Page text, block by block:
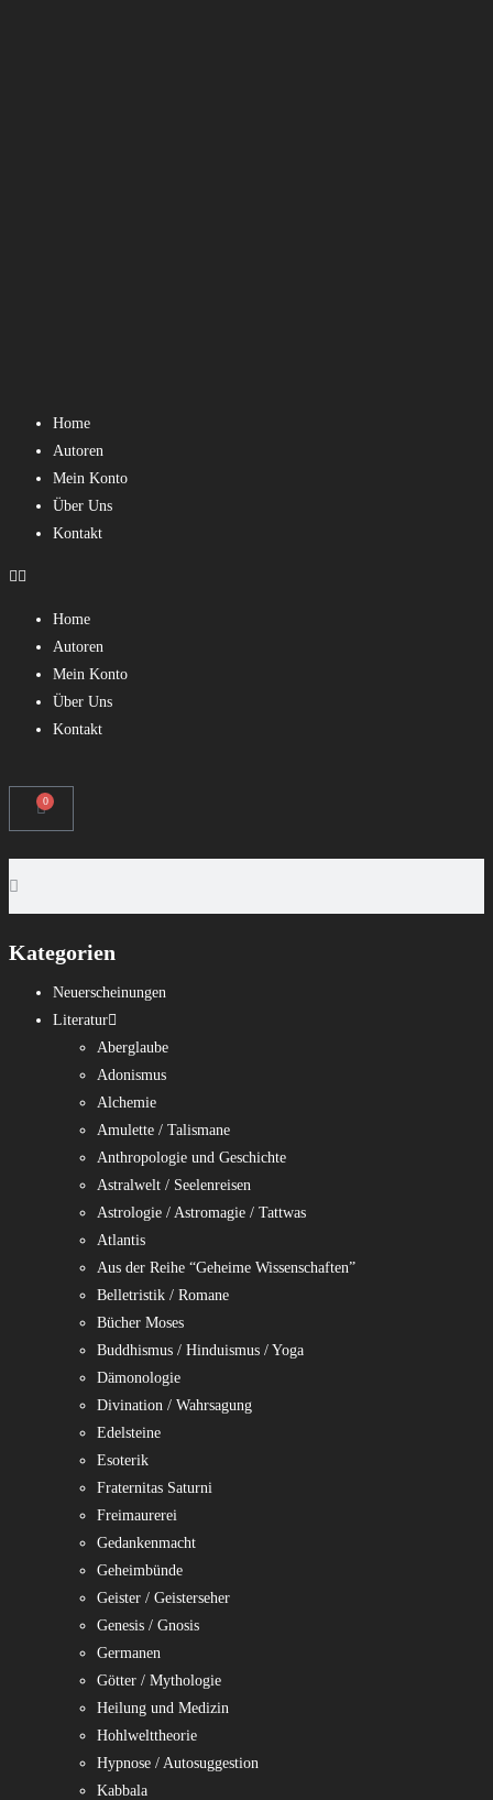
Home
Autoren
Mein Konto
Über Uns
Kontakt
Home
Autoren
Mein Konto
Über Uns
Kontakt
0
Kategorien
Neuerscheinungen
Literatur
Aberglaube
Adonismus
Alchemie
Amulette / Talismane
Anthropologie und Geschichte
Astralwelt / Seelenreisen
Astrologie / Astromagie / Tattwas
Atlantis
Aus der Reihe “Geheime Wissenschaften”
Belletristik / Romane
Bücher Moses
Buddhismus / Hinduismus / Yoga
Dämonologie
Divination / Wahrsagung
Edelsteine
Esoterik
Fraternitas Saturni
Freimaurerei
Gedankenmacht
Geheimbünde
Geister / Geisterseher
Genesis / Gnosis
Germanen
Götter / Mythologie
Heilung und Medizin
Hohlwelttheorie
Hypnose / Autosuggestion
Kabbala